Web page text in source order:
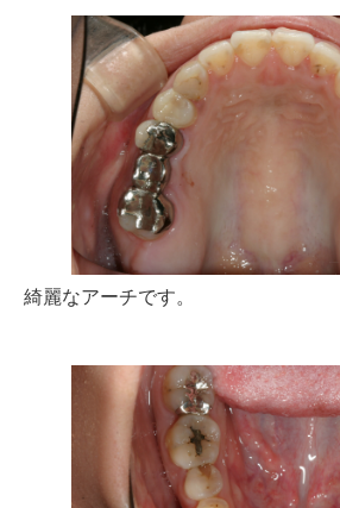
綺麗なアーチです。